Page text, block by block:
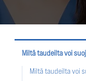
Miltä taudeilta voi
Miltä taudeilta voi